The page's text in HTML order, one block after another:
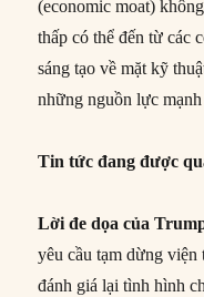
(economic moat)
thấp có thể đến từ các
sáng tạo về mặt kỹ
những nguồn lực mạnh
Tin tức đang được
Lời đe dọa của
yêu cầu tạm dừng
đánh giá lại tình hình